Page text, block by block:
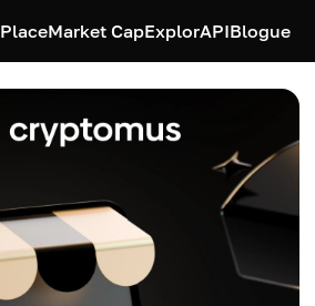
PlaceMarket CapExplorAPIBlogue